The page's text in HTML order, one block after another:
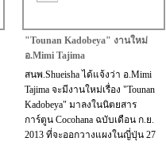
"Tounan Kadobeya" งานใหม่
อ.Mimi Tajima
สนพ.Shueisha ได้แจ้งว่า อ.Mimi
Tajima จะมีงานใหม่เรื่อง "Tounan
Kadobeya" มาลงในนิตยสาร
การ์ตูน Cocohana ฉบับเดือน ก.ย.
2013 ที่จะออกวางแผงในญี่ปุ่น 27